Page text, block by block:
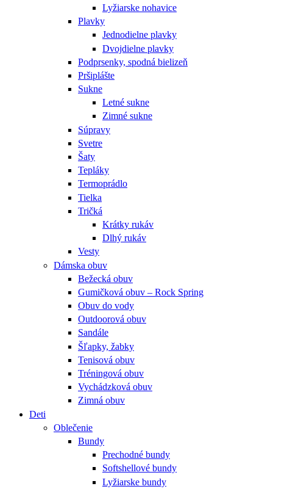
Lyžiarske nohavice
Plavky
Jednodielne plavky
Dvojdielne plavky
Podprsenky, spodná bielizeň
Pršiplášte
Sukne
Letné sukne
Zimné sukne
Súpravy
Svetre
Šaty
Tepláky
Termoprádlo
Tielka
Tričká
Krátky rukáv
Dlhý rukáv
Vesty
Dámska obuv
Bežecká obuv
Gumičková obuv – Rock Spring
Obuv do vody
Outdoorová obuv
Sandále
Šľapky, žabky
Tenisová obuv
Tréningová obuv
Vychádzková obuv
Zimná obuv
Deti
Oblečenie
Bundy
Prechodné bundy
Softshellové bundy
Lyžiarske bundy